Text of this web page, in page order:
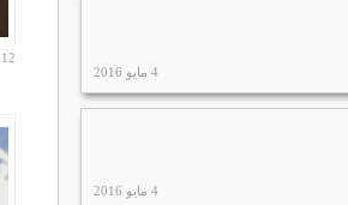
4 مايو 2016
4 مايو 2016
12 مايو 2016